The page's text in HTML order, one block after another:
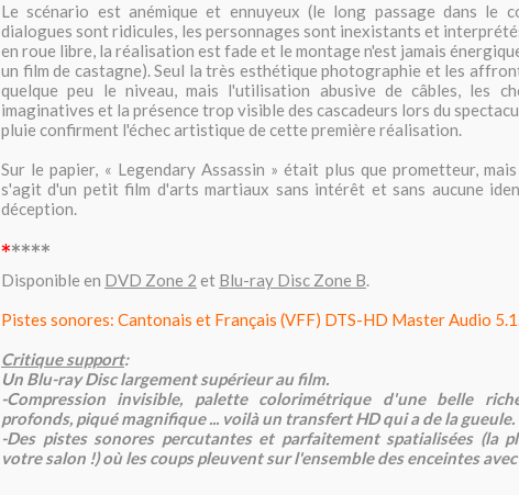
Le scénario est anémique et ennuyeux (le long passage dans le
dialogues sont ridicules, les personnages sont inexistants et
en roue libre, la réalisation est fade et le montage n'est jamais
un film de castagne). Seul la très esthétique photographie et les
quelque peu le niveau, mais l'utilisation abusive de câbles, les
imaginatives et la présence trop visible des cascadeurs lors du
pluie confirment l'échec artistique de cette première réalisation.
Sur le papier, « Legendary Assassin » était plus que prometteur,
s'agit d'un petit film d'arts martiaux sans intérêt et sans aucune
déception.
*****
Disponible en DVD Zone 2 et Blu-ray Disc Zone B.
Pistes sonores: Cantonais et Français (VFF) DTS-HD Master Audio
Critique support:
Un Blu-ray Disc largement supérieur au film.
-Compression invisible, palette colorimétrique d'une belle
profonds, piqué magnifique ... voilà un transfert HD qui a de la gueule.
-Des pistes sonores percutantes et parfaitement spatialisées (la
votre salon !) où les coups pleuvent sur l'ensemble des enceintes